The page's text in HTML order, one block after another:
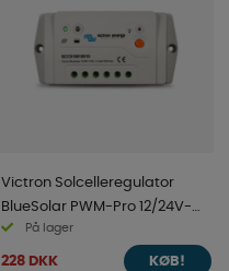
Victron Solcelleregulator
BlueSolar PWM-Pro 12/24V-
10A
På lager
228 DKK KØB!